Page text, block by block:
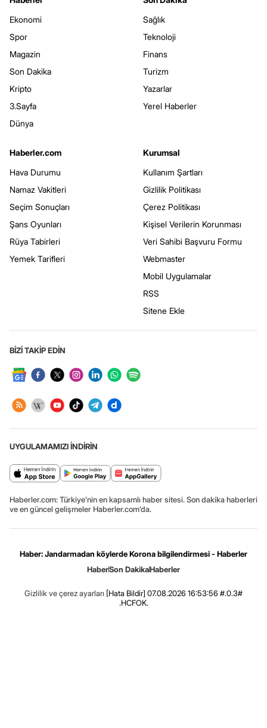
Ekonomi
Spor
Magazin
Son Dakika
Kripto
3.Sayfa
Dünya
Sağlık
Teknoloji
Finans
Turizm
Yazarlar
Yerel Haberler
Haberler.com
Hava Durumu
Namaz Vakitleri
Seçim Sonuçları
Şans Oyunları
Rüya Tabirleri
Yemek Tarifleri
Kurumsal
Kullanım Şartları
Gizlilik Politikası
Çerez Politikası
Kişisel Verilerin Korunması
Veri Sahibi Başvuru Formu
Webmaster
Mobil Uygulamalar
RSS
Sitene Ekle
BİZİ TAKİP EDİN
UYGULAMAMIZI İNDİRİN
Haberler.com: Türkiye’nin en kapsamlı haber sitesi. Son dakika haberleri
ve en güncel gelişmeler Haberler.com’da.
Haber: Jandarmadan köylerde Korona bilgilendirmesi - Haberler
HaberSon DakikaHaberler
Gizlilik ve çerez ayarları [Hata Bildir] 07.08.2026 16:53:56 #.0.3#
.HCFOK.